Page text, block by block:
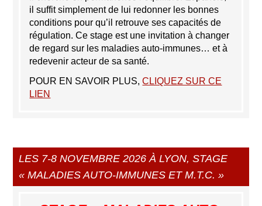
il suffit simplement de lui redonner les bonnes
conditions pour qu’il retrouve ses capacités de
régulation. Ce stage est une invitation à changer
de regard sur les maladies auto-immunes… et à
redevenir acteur de sa santé.
POUR EN SAVOIR PLUS,CLIQUEZ SUR CE
LIEN
LES 7-8 NOVEMBRE 2026 À LYON, STAGE
« MALADIES AUTO-IMMUNES ET M.T.C. »